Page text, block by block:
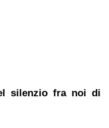
silenzio fra noi di